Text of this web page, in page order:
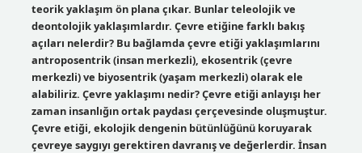
teorik yaklaşım ön plana çıkar. Bunlar teleolojik ve
deontolojik yaklaşımlardır. Çevre etiğine farklı bakış
açıları nelerdir? Bu bağlamda çevre etiği yaklaşımlarını
antroposentrik (insan merkezli), ekosentrik (çevre
merkezli) ve biyosentrik (yaşam merkezli) olarak ele
alabiliriz. Çevre yaklaşımı nedir? Çevre etiği anlayışı her
zaman insanlığın ortak paydası çerçevesinde oluşmuştur.
Çevre etiği, ekolojik dengenin bütünlüğünü koruyarak
çevreye saygıyı gerektiren davranış ve değerlerdir. İnsan